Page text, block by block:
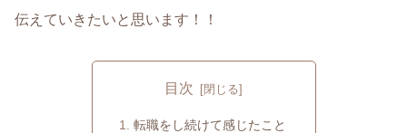
伝えていきたいと思います！！
目次
転職をし続けて感じたこと